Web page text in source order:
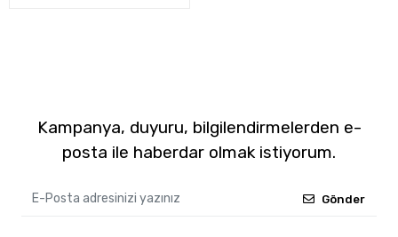
Kampanya, duyuru, bilgilendirmelerden e-
posta ile haberdar olmak istiyorum.
Gönder